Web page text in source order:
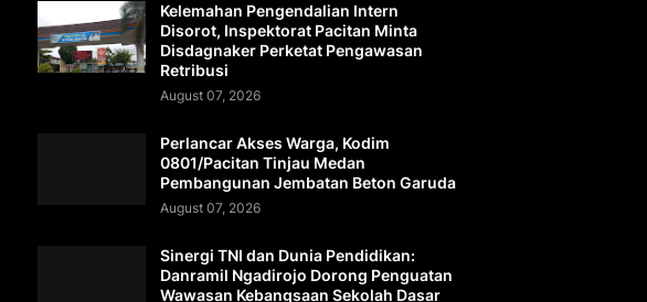
Kelemahan Pengendalian Intern
Disorot, Inspektorat Pacitan Minta
Disdagnaker Perketat Pengawasan
Retribusi
August 07, 2026
Perlancar Akses Warga, Kodim
0801/Pacitan Tinjau Medan
Pembangunan Jembatan Beton Garuda
August 07, 2026
Sinergi TNI dan Dunia Pendidikan:
Danramil Ngadirojo Dorong Penguatan
Wawasan Kebangsaan Sekolah Dasar